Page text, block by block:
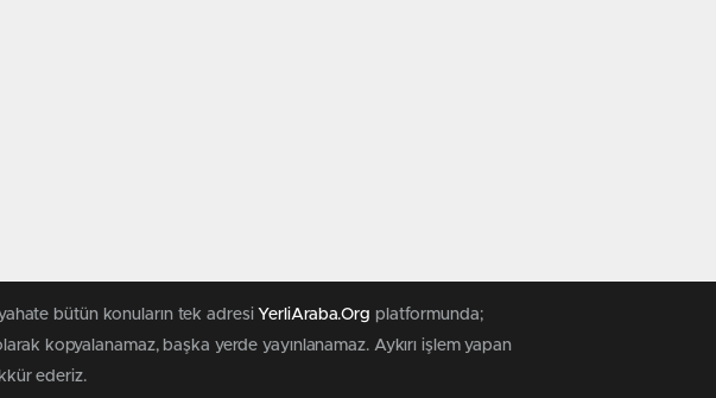
bütün konuların tek adresi YerliAraba.Org platformunda;
kopyalanamaz, başka yerde yayınlanamaz. Aykırı işlem yapan
ederiz.